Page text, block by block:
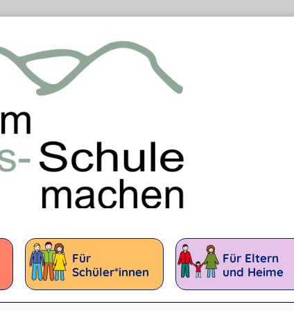
Für
Schüler*innen
Für Eltern
und Heime